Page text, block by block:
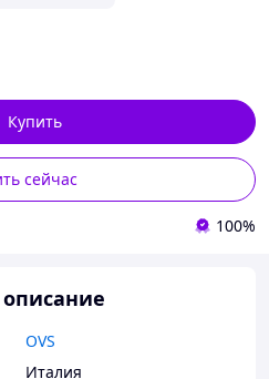
сейчас
Купить
100%
OVS
Италия